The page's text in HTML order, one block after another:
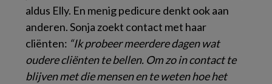
aldus Elly. En menig pedicure denkt ook aan
anderen. Sonja zoekt contact met haar
cliënten: “Ik probeer meerdere dagen wat
oudere cliënten te bellen. Om zo in contact te
blijven met die mensen en te weten hoe het